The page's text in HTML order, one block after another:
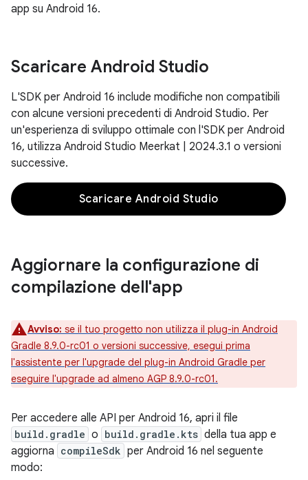
app su Android 16.
Scaricare Android Studio
L'SDK per Android 16 include modifiche non compatibili
con alcune versioni precedenti di Android Studio. Per
un'esperienza di sviluppo ottimale con l'SDK per Android
16, utilizza Android Studio Meerkat | 2024.3.1 o versioni
successive.
Scaricare Android Studio
Aggiornare la configurazione di
compilazione dell'app
Avviso: se il tuo progetto non utilizza il plug-in Android
Gradle 8.9.0-rc01 o versioni successive, esegui prima
l'assistente per l'upgrade del plug-in Android Gradle per
eseguire l'upgrade ad almeno AGP 8.9.0-rc01.
Per accedere alle API per Android 16, apri il file
build.gradle o build.gradle.kts della tua app e
aggiorna compileSdk per Android 16 nel seguente
modo: